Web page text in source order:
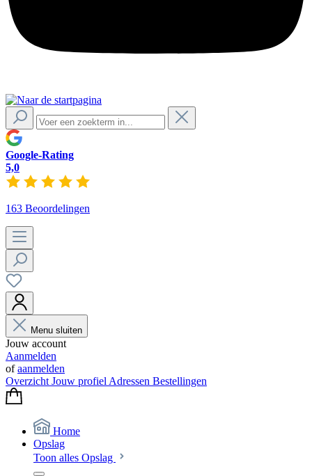
Google-Rating
5,0
163 Beoordelingen
Menu sluiten
Jouw account
Aanmelden
ofaanmelden
Overzicht Jouw profiel Adressen Bestellingen
Home
Opslag
Toon alles Opslag